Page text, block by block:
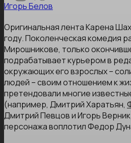
Игорь Белов
Оригинальная лента Карена
году. Поколенческая комедия
Мирошникове, только
подрабатывает курьером в
окружающих его взрослых –
людей – своим отношением к
претендовали многие
(например, Дмитрий Харатьян,
Дмитрий Певцов и Игорь
персонажа воплотил Федор